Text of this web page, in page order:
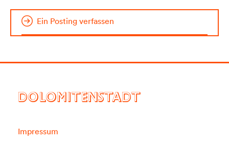
Ein Posting verfassen
DOLOMITENSTADT
Impressum